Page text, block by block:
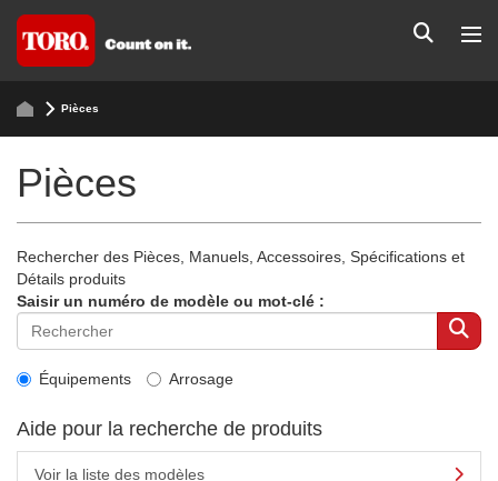
Pièces
Pièces
Rechercher des Pièces, Manuels, Accessoires, Spécifications et
Détails produits
Saisir un numéro de modèle ou mot-clé :
Équipements Arrosage
Aide pour la recherche de produits
Voir la liste des modèles